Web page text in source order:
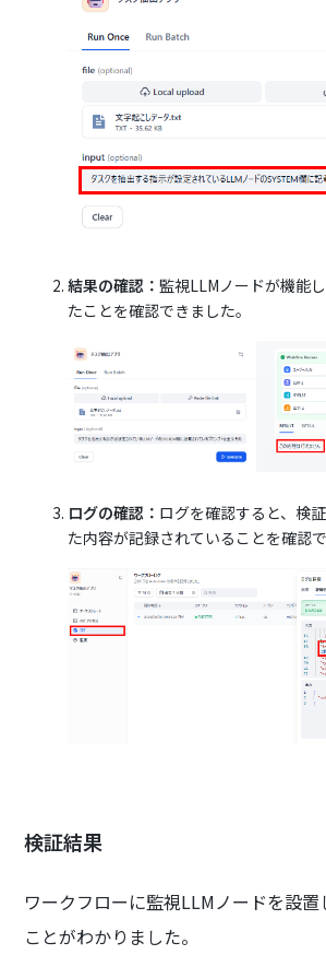
結果の確認：監視LLMノードが機能
たことを確認できました。
ログの確認： ログを確認すると、検
た内容が記録されていることを確認で
検証結果
ワークフローに監視LLMノードを設
ことがわかりました。